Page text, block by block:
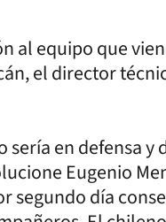
al equipo que
el director
sería en defensa y
Eugenio
segundo día